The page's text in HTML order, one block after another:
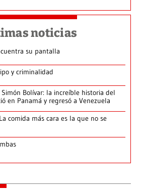
noticias
su pantalla​
y criminalidad
Bolívar: la increíble historia del
en Panamá y regresó a Venezuela
comida más cara es la que no se